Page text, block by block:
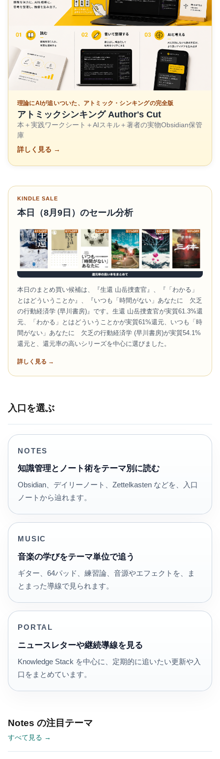
理論にAIが追いついた、アトミック・シンキングの完全版
アトミックシンキング Author's Cut
本＋実践ワークシート＋AIスキル＋著者の実物Obsidian保管
庫
詳しく見る →
KINDLE SALE
本日（8月9日）のセール分析
本日のまとめ買い候補は、『生還 山岳捜査官』、『「わかる」
とはどういうことか』、『いつも「時間がない」あなたに 欠乏
の行動経済学 (早川書房)』です。生還 山岳捜査官が実質61.3%還
元、「わかる」とはどういうことかが実質61%還元、いつも「時
間がない」あなたに 欠乏の行動経済学 (早川書房)が実質54.1%
還元と、還元率の高いシリーズを中心に選びました。
詳しく見る →
入口を選ぶ
NOTES
知識管理とノート術をテーマ別に読む
Obsidian、デイリーノート、Zettelkasten などを、入口
ノートから辿れます。
MUSIC
音楽の学びをテーマ単位で追う
ギター、64パッド、練習論、音源やエフェクトを、ま
とまった導線で見られます。
PORTAL
ニュースレターや継続導線を見る
Knowledge Stack を中心に、定期的に追いたい更新や入
口をまとめています。
Notes の注目テーマ
すべて見る →